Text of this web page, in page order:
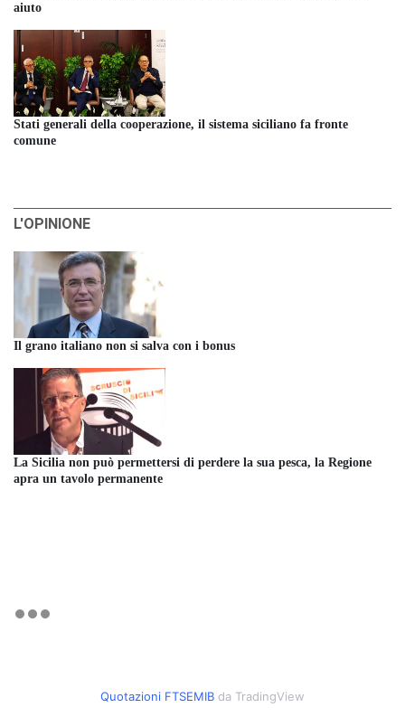
aiuto
Stati generali della cooperazione, il sistema siciliano fa fronte
comune
L'OPINIONE
Il grano italiano non si salva con i bonus
La Sicilia non può permettersi di perdere la sua pesca, la Regione
apra un tavolo permanente
Quotazioni FTSEMIB da TradingView